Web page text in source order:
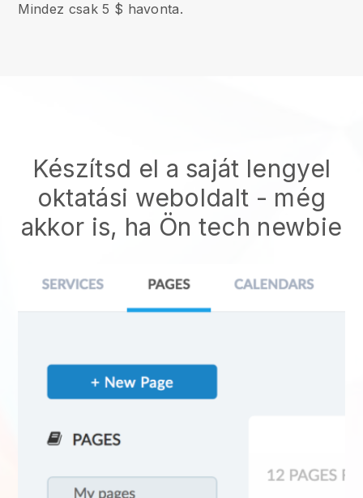
Mindez csak 5 $ havonta.
Készítsd el a saját lengyel
oktatási weboldalt - még
akkor is, ha Ön tech newbie